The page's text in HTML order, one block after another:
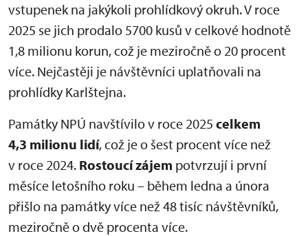
vstupenek na jakýkoli prohlídkový okruh. V roce
2025 se jich prodalo 5700 kusů v celkové hodnotě
1,8 milionu korun, což je meziročně o 20 procent
více. Nejčastěji je návštěvníci uplatňovali na
prohlídky Karlštejna.
Památky NPÚ navštívilo v roce 2025 celkem
4,3 milionu lidí, což je o šest procent více než
v roce 2024. Rostoucí zájem potvrzují i první
měsíce letošního roku – během ledna a února
přišlo na památky více než 48 tisíc návštěvníků,
meziročně o dvě procenta více.